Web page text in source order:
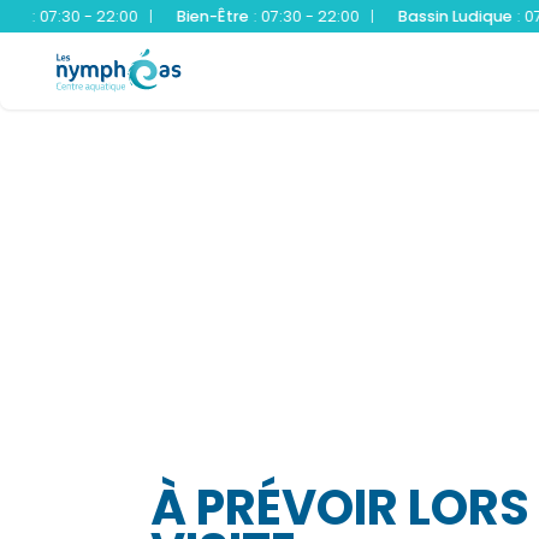
- 22:00 | Bien-Être:07:30 - 22:00 | Bassin Ludique:07:30 -
À PRÉVOIR